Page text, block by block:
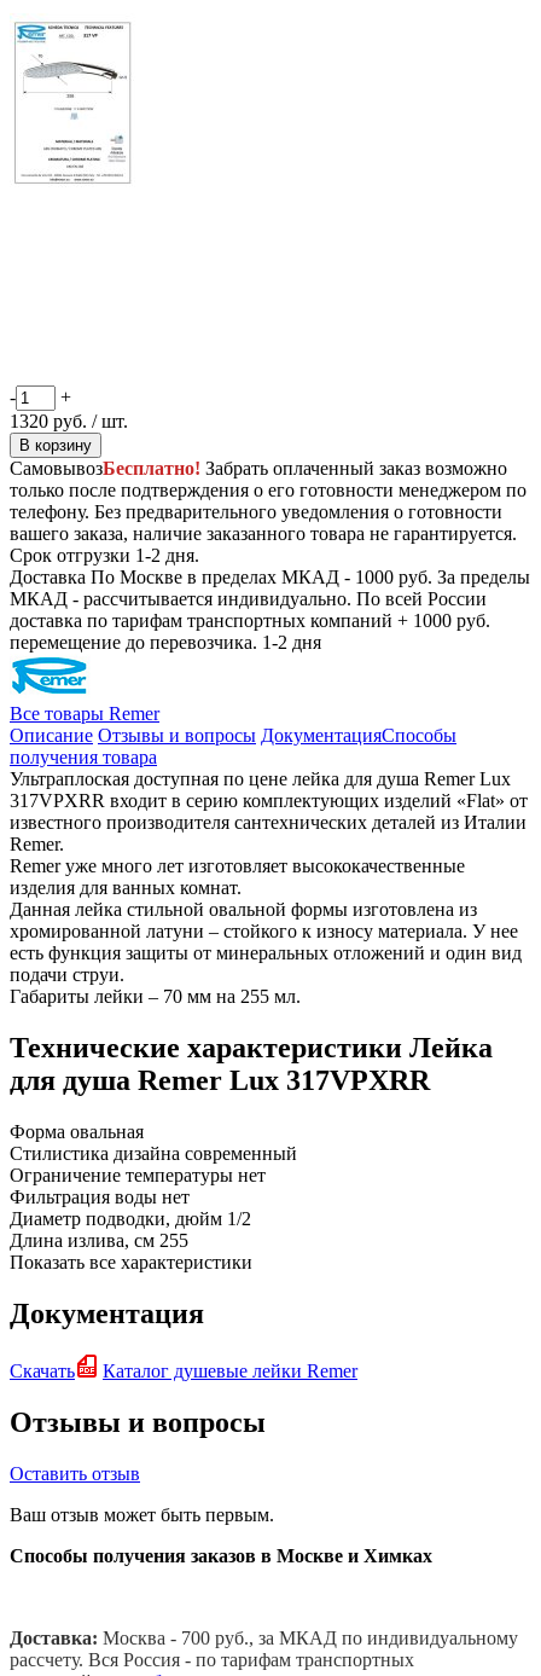
-
+
1320 руб. / шт.
В корзину
СамовывозБесплатно! Забрать оплаченный заказ возможно
только после подтверждения о его готовности менеджером по
телефону. Без предварительного уведомления о готовности
вашего заказа, наличие заказанного товара не гарантируется.
Срок отгрузки 1-2 дня.
Доставка По Москве в пределах МКАД - 1000 руб. За пределы
МКАД - рассчитывается индивидуально. По всей России
доставка по тарифам транспортных компаний + 1000 руб.
перемещение до перевозчика. 1-2 дня
Все товары Remer
Описание Отзывы и вопросы ДокументацияСпособы
получения товара
Ультраплоская доступная по цене лейка для душа Remer Lux
317VPXRR входит в серию комплектующих изделий «Flat» от
известного производителя сантехнических деталей из Италии
Remer.
Remer уже много лет изготовляет высококачественные
изделия для ванных комнат.
Данная лейка стильной овальной формы изготовлена из
хромированной латуни – стойкого к износу материала. У нее
есть функция защиты от минеральных отложений и один вид
подачи струи.
Габариты лейки – 70 мм на 255 мл.
Технические характеристики Лейка
для душа Remer Lux 317VPXRR
Форма овальная
Стилистика дизайна современный
Ограничение температуры нет
Фильтрация воды нет
Диаметр подводки, дюйм 1/2
Длина излива, см 255
Показать все характеристики
Документация
Скачать Каталог душевые лейки Remer
Отзывы и вопросы
Оставить отзыв
Ваш отзыв может быть первым.
Способы получения заказов в Москве и Химках
Доставка: Москва - 700 руб., за МКАД по индивидуальному
рассчету. Вся Россия - по тарифам транспортных